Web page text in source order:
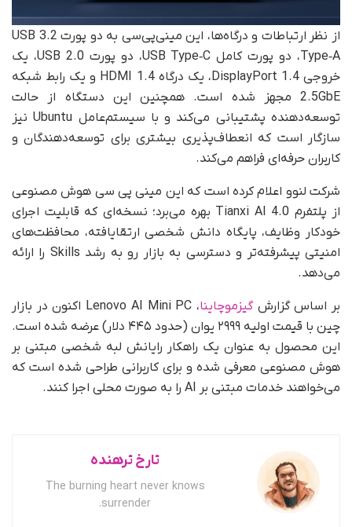
از نظر ارتباطات و درگاه‌ها، این مینی‌پی‌سی به دو پورت USB 3.2
Type‑A، دو پورت کامل USB Type‑C، دو پورت USB 2.0، یک
خروجی DisplayPort 1.4، یک درگاه HDMI 1.4 و یک رابط شبکه
2.5GbE مجهز شده است. همچنین این دستگاه از حالت
توسعه‌دهنده پشتیبانی می‌کند و با سیستم‌عامل Ubuntu نیز
سازگار است که انعطاف‌پذیری بیشتری برای توسعه‌دهندگان و
کاربران حرفه‌ای فراهم می‌کند.
شرکت لنوو اعلام کرده است که این مینی پی سی هوش مصنوعی
از پلتفرم Tianxi AI 4.0 بهره می‌برد؛ نسخه‌ای که قابلیت اجرای
خودکار وظایف، پایگاه دانش شخصی ارتقایافته، محافظت‌های
امنیتی پیشرفته‌تر و دسترسی به بازار رو به رشد Skills را ارائه
می‌دهد.
بر اساس گزارشگیزموچاینا
، Lenovo AI Mini PC اکنون در بازار
چین با قیمت اولیه ۲۹۹۹ یوان (حدود ۴۴۵ دلار) عرضه شده است.
این محصول به عنوان یک راهکار رایانش لبه شخصی مبتنی بر
هوش مصنوعی معرفی شده و برای کاربرانی طراحی شده است که
می‌خواهند خدمات مبتنی بر AI را به صورت محلی اجرا کنند.
تارخ ترهنده
The burning heart never knows
surrender.